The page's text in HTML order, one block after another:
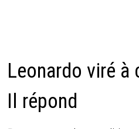
Leonardo viré à
Il répond